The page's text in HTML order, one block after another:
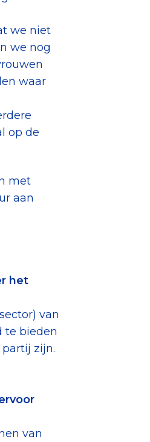
we niet
we nog
waar
op de
met
aan
het
van
te bieden
zijn.
van